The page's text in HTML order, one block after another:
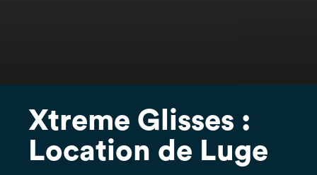
Xtreme Glisses :
Location de Luge